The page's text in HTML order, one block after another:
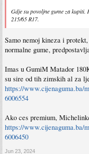
Gdje su povoljne gume za kupiti.
215/65 R17.
Samo nemoj kineza i
normalne gume,
Imas u GumiM Matador
su sire od tih zimskih al za
https://www.cijenaguma.ba/
6006554
Ako ces premium,
https://www.cijenaguma.ba/
6006450
Jun 23, 2024